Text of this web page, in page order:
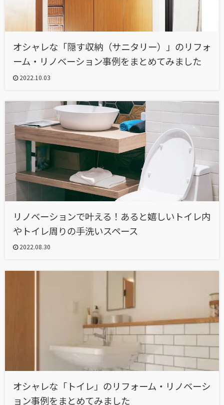
オシャレな「隠す収納（サニタリー）」のリフォ
ーム・リノベーション事例をまとめてみました
2022.10.03
リノベーションで叶える！あると嬉しいトイレ内
やトイレ周りの手洗いスペース
2022.08.30
オシャレな「トイレ」のリフォーム・リノベーシ
ョン事例をまとめてみました